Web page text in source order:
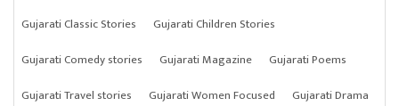
Gujarati Classic Stories
Gujarati Children Stories
Gujarati Comedy stories
Gujarati Magazine
Gujarati Poems
Gujarati Travel stories
Gujarati Women Focused
Gujarati Drama